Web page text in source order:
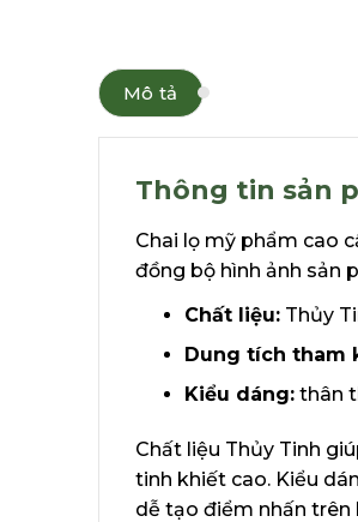
Mô tả
Thông tin sản
Chai lọ mỹ phẩm cao
đồng bộ hình ảnh sản
Chất liệu:Thủy
Dung tích tham
Kiểu dáng:thân
Chất liệu Thủy Tinh
tinh khiết cao. Kiểu
dễ tạo điểm nhấn trên